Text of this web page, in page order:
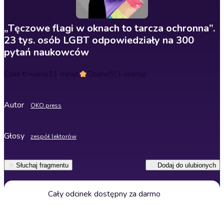
„Tęczowe flagi w oknach to tarcza ochronna”.
23 tys. osób LGBT odpowiedziały na 300
pytań naukowców
Czas trwania31 minut Ocena5(1 ocena)
Autor OKO.press
Głosy zespół lektorów
Słuchaj fragmentu Dodaj do ulubionych
Cały odcinek dostępny za darmo